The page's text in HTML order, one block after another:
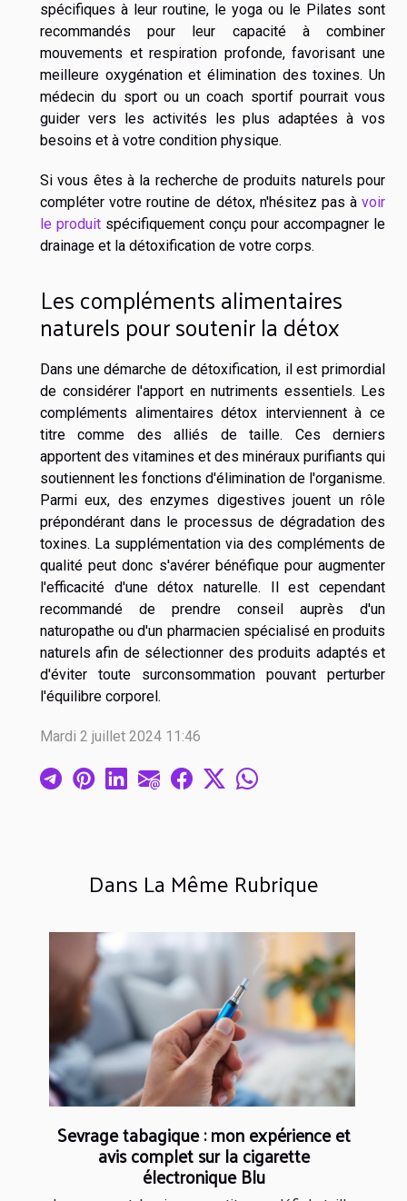
Dans La Même Rubrique
Sevrage tabagique : mon expérience et
avis complet sur la cigarette
électronique Blu
spécifiques à leur routine, le yoga ou le Pilates sont
recommandés pour leur capacité à combiner
mouvements et respiration profonde, favorisant une
meilleure oxygénation et élimination des toxines. Un
médecin du sport ou un coach sportif pourrait vous
guider vers les activités les plus adaptées à vos
besoins et à votre condition physique.
Si vous êtes à la recherche de produits naturels pour
compléter votre routine de détox, n'hésitez pas à voir
le produit spécifiquement conçu pour accompagner le
drainage et la détoxification de votre corps.
Les compléments alimentaires
naturels pour soutenir la détox
Dans une démarche de détoxification, il est primordial
de considérer l'apport en nutriments essentiels. Les
compléments alimentaires détox interviennent à ce
titre comme des alliés de taille. Ces derniers
apportent des vitamines et des minéraux purifiants qui
soutiennent les fonctions d'élimination de l'organisme.
Parmi eux, des enzymes digestives jouent un rôle
prépondérant dans le processus de dégradation des
toxines. La supplémentation via des compléments de
qualité peut donc s'avérer bénéfique pour augmenter
l'efficacité d'une détox naturelle. Il est cependant
recommandé de prendre conseil auprès d'un
naturopathe ou d'un pharmacien spécialisé en produits
naturels afin de sélectionner des produits adaptés et
d'éviter toute surconsommation pouvant perturber
l'équilibre corporel.
Mardi 2 juillet 2024 11:46